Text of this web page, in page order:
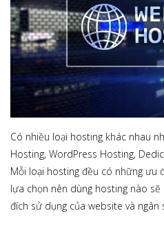
Có nhiều loại hosting khác nhau
Hosting, WordPress Hosting,
Mỗi loại hosting đều có những ưu
lựa chọn nên dùng hosting nào
đích sử dụng của website và ngân